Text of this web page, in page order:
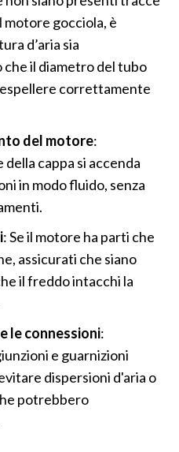
motore gocciola, è
d’aria sia
il diametro del tubo
correttamente
del motore:
cappa si accenda
in modo fluido, senza
: Se il motore ha parti che
assicurati che siano
il freddo intacchi la
le connessioni:
e guarnizioni
dispersioni d'aria o
potrebbero